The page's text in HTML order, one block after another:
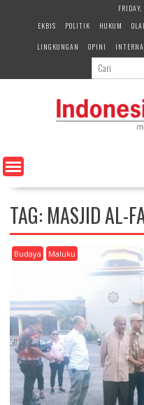
e
n
EKBIS
POLITIK HUKUM
LINGKUNGAN
OPINI
TAG: MASJID AL-
Budaya Maluku